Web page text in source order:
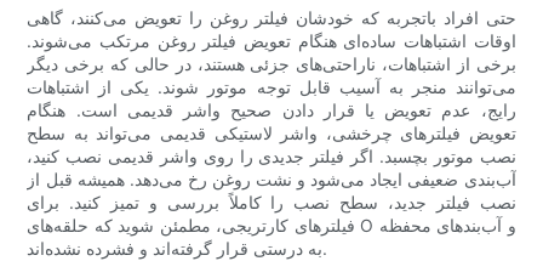
حتی افراد باتجربه که خودشان فیلتر روغن را تعویض می‌کنند، گاهی
اوقات اشتباهات ساده‌ای هنگام تعویض فیلتر روغن مرتکب می‌شوند.
برخی از اشتباهات، ناراحتی‌های جزئی هستند، در حالی که برخی دیگر
می‌توانند منجر به آسیب قابل توجه موتور شوند. یکی از اشتباهات
رایج، عدم تعویض یا قرار دادن صحیح واشر قدیمی است. هنگام
تعویض فیلترهای چرخشی، واشر لاستیکی قدیمی می‌تواند به سطح
نصب موتور بچسبد. اگر فیلتر جدیدی را روی واشر قدیمی نصب کنید،
آب‌بندی ضعیفی ایجاد می‌شود و نشت روغن رخ می‌دهد. همیشه قبل از
نصب فیلتر جدید، سطح نصب را کاملاً بررسی و تمیز کنید. برای
فیلترهای کارتریجی، مطمئن شوید که حلقه‌های O و آب‌بندهای محفظه
به درستی قرار گرفته‌اند و فشرده نشده‌اند.